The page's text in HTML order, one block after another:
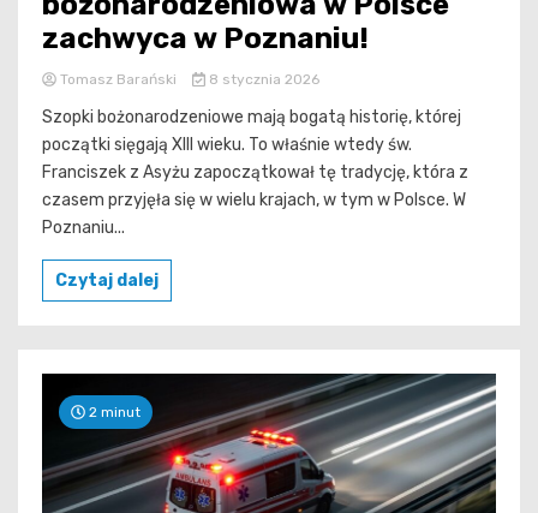
zachwyca w Poznaniu!
Tomasz Barański 8 stycznia 2026
Szopki bożonarodzeniowe mają bogatą historię, której
początki sięgają XIII wieku. To właśnie wtedy św.
Franciszek z Asyżu zapoczątkował tę tradycję, która z
czasem przyjęła się w wielu krajach, w tym w Polsce. W
Poznaniu...
Czytaj dalej
2 minut